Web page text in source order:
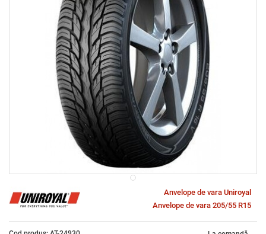
Anvelope de vara Uniroyal
Anvelope de vara 205/55 R15